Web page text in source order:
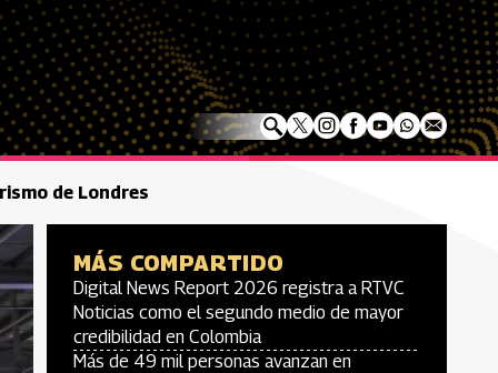
de Londres
MÁS COMPARTIDO
Digital News Report 2026 registra a RTVC
Noticias como el segundo medio de mayor
credibilidad en Colombia
Más de 49 mil personas avanzan en